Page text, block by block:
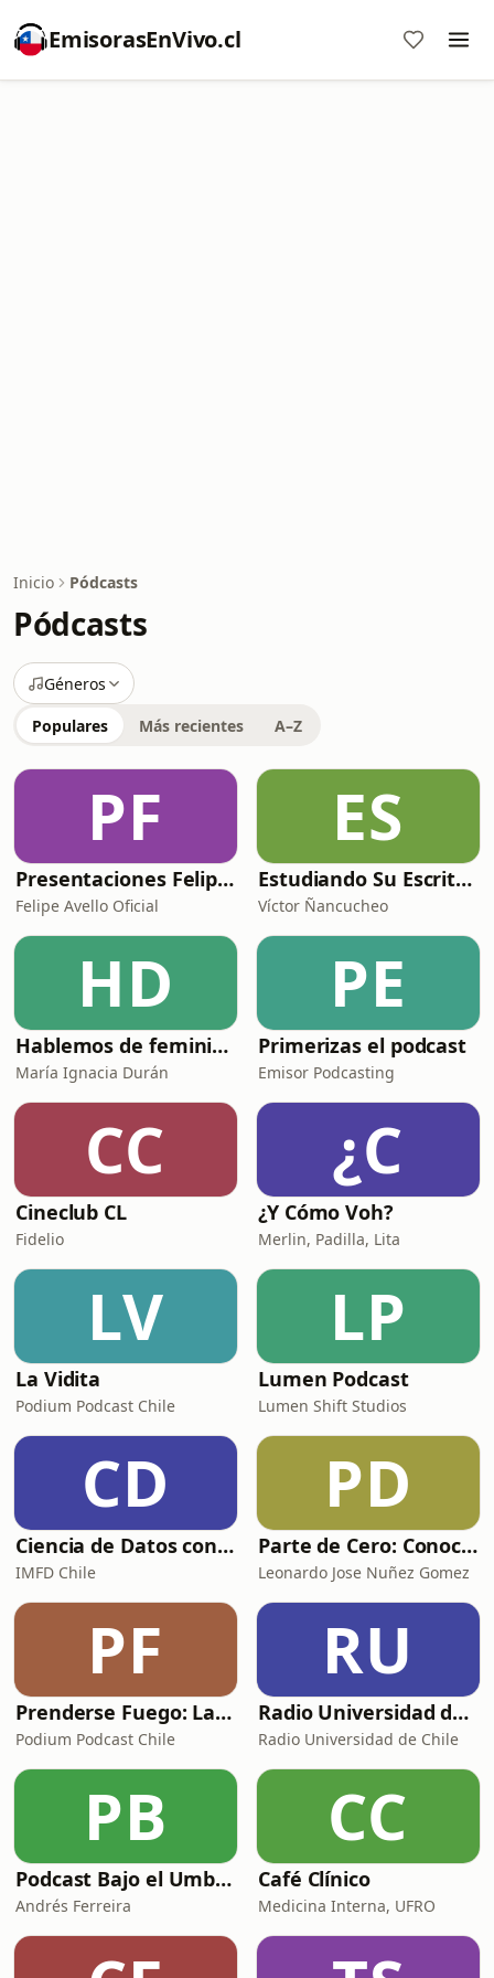
EmisorasEnVivo.cl
Inicio Pódcasts
Pódcasts
Géneros
Populares Más recientes A–Z
PF
Presentaciones Felipe Avello
Felipe Avello Oficial
ES
Estudiando Su Escritura
Víctor Ñancucheo
HD
Hablemos de feminismo
María Ignacia Durán
PE
Primerizas el podcast
Emisor Podcasting
CC
Cineclub CL
Fidelio
¿C
¿Y Cómo Voh?
Merlin, Padilla, Lita
LV
La Vidita
Podium Podcast Chile
LP
Lumen Podcast
Lumen Shift Studios
CD
Ciencia de Datos con Jocelyn Dunstan
IMFD Chile
PD
Parte de Cero: Conociendo la gestión de proyectos
Leonardo Jose Nuñez Gomez
PF
Prenderse Fuego: Las Voces de Pedro Lemebel
Podium Podcast Chile
RU
Radio Universidad de Chile
Radio Universidad de Chile
PB
Podcast Bajo el Umbral
Andrés Ferreira
CC
Café Clínico
Medicina Interna, UFRO